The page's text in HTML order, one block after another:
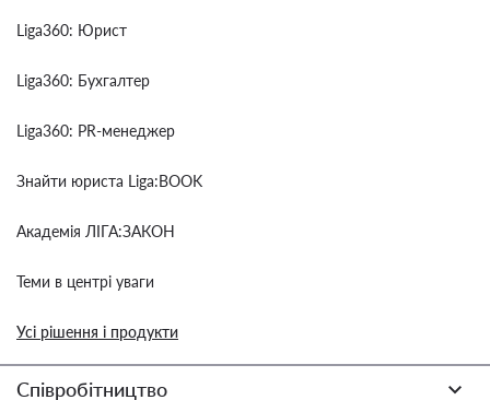
Liga360: Юрист
Liga360: Бухгалтер
Liga360: PR-менеджер
Знайти юриста Liga:BOOK
Академія ЛІГА:ЗАКОН
Теми в центрі уваги
Усі рішення і продукти
Співробітництво